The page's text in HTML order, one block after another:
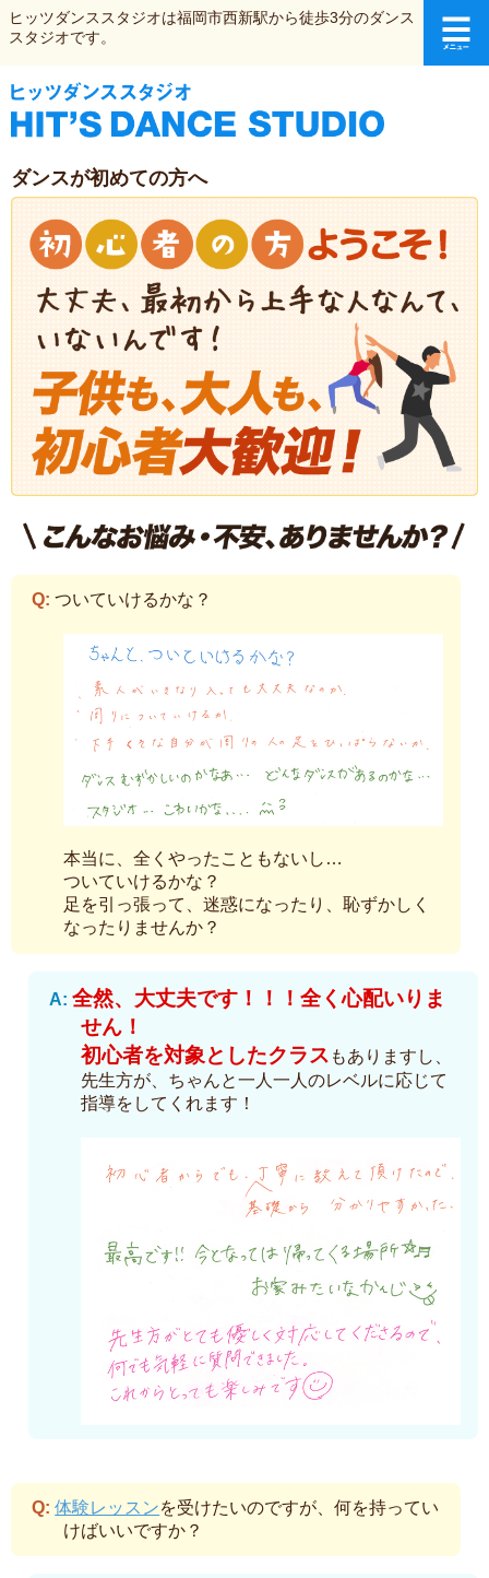
ヒッツダンススタジオは福岡市西新駅から徒歩3分のダンス
スタジオです。
ダンスが初めての方へ
ついていけるかな？
本当に、全くやったこともないし…
ついていけるかな？
足を引っ張って、迷惑になったり、恥ずかしく
なったりませんか？
全然、大丈夫です！！！全く心配いりま
せん！
初心者を対象としたクラス もありますし、
先生方が、ちゃんと一人一人のレベルに応じて
指導をしてくれます！
体験レッスンを受けたいのですが、何を持ってい
けばいいですか？